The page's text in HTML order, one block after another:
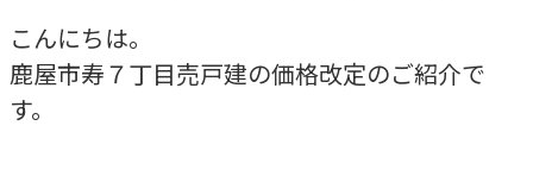
こんにちは。
鹿屋市寿７丁目売戸建の価格改定のご紹介で
す。